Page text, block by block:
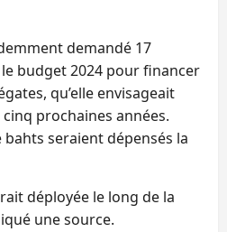
demandé 17
budget 2024 pour financer
qu’elle envisageait
prochaines années.
seraient dépensés la
déployée le long de la
une source.